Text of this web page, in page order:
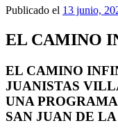
Publicado el 13 junio,
EL CAMINO
EL CAMINO
JUANISTAS
UNA
SAN JUAN DE